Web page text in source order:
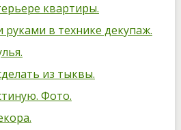
квартиры.
руками в технике декупаж.
из тыквы.
Фото.